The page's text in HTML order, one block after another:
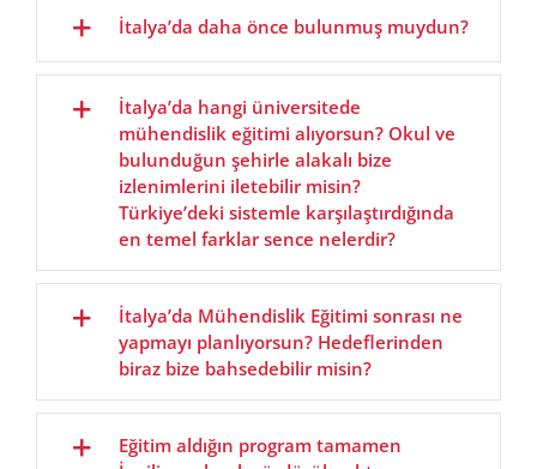
İtalya’da daha önce bulunmuş muydun?
İtalya’da hangi üniversitede
mühendislik eğitimi alıyorsun? Okul ve
bulunduğun şehirle alakalı bize
izlenimlerini iletebilir misin?
Türkiye’deki sistemle karşılaştırdığında
en temel farklar sence nelerdir?
İtalya’da Mühendislik Eğitimi sonrası ne
yapmayı planlıyorsun? Hedeflerinden
biraz bize bahsedebilir misin?
Eğitim aldığın program tamamen